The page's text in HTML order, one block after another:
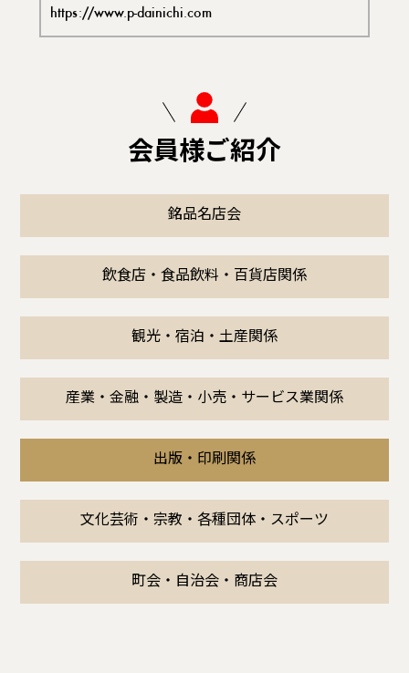
https://www.p-dainichi.com
会員様ご紹介
銘品名店会
飲食店・食品飲料・百貨店関係
観光・宿泊・土産関係
産業・金融・製造・小売・サービス業関係
出版・印刷関係
文化芸術・宗教・各種団体・スポーツ
町会・自治会・商店会